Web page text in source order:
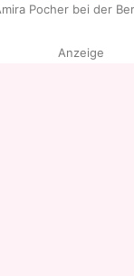
Pocher bei der
Anzeige